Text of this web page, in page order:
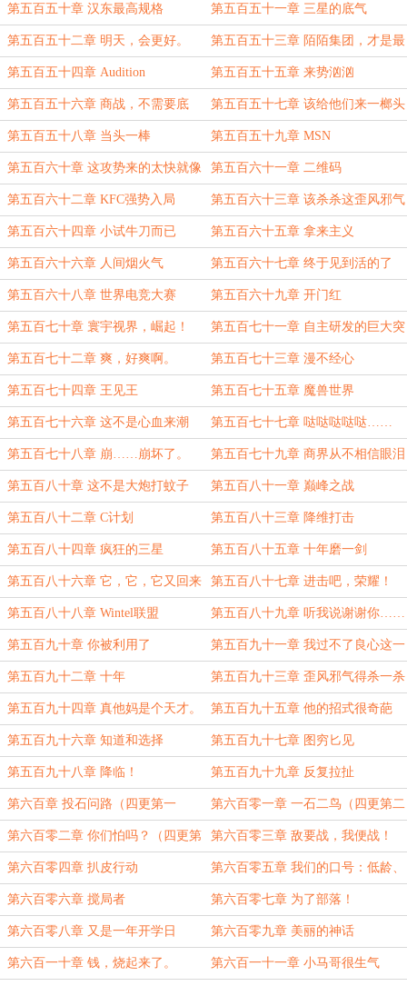
第五百五十章 汉东最高规格 第五百五十一章 三星的底气
第五百五十二章 明天，会更好。 第五百五十三章 陌陌集团，才是最
屌的！
第五百五十四章 Audition 第五百五十五章 来势汹汹
第五百五十六章 商战，不需要底
线。
第五百五十七章 该给他们来一榔头
了
第五百五十八章 当头一棒 第五百五十九章 MSN
第五百六十章 这攻势来的太快就像
龙卷风
第五百六十一章 二维码
第五百六十二章 KFC强势入局 第五百六十三章 该杀杀这歪风邪气
了
第五百六十四章 小试牛刀而已 第五百六十五章 拿来主义
第五百六十六章 人间烟火气 第五百六十七章 终于见到活的了
第五百六十八章 世界电竞大赛 第五百六十九章 开门红
第五百七十章 寰宇视界，崛起！ 第五百七十一章 自主研发的巨大突
破
第五百七十二章 爽，好爽啊。 第五百七十三章 漫不经心
第五百七十四章 王见王 第五百七十五章 魔兽世界
第五百七十六章 这不是心血来潮 第五百七十七章 哒哒哒哒哒……
第五百七十八章 崩……崩坏了。 第五百七十九章 商界从不相信眼泪
第五百八十章 这不是大炮打蚊子
吗？
第五百八十一章 巅峰之战
第五百八十二章 C计划 第五百八十三章 降维打击
第五百八十四章 疯狂的三星 第五百八十五章 十年磨一剑
第五百八十六章 它，它，它又回来
了。
第五百八十七章 进击吧，荣耀！
第五百八十八章 Wintel联盟 第五百八十九章 听我说谢谢你……
第五百九十章 你被利用了 第五百九十一章 我过不了良心这一
关
第五百九十二章 十年 第五百九十三章 歪风邪气得杀一杀
了
第五百九十四章 真他妈是个天才。 第五百九十五章 他的招式很奇葩
第五百九十六章 知道和选择 第五百九十七章 图穷匕见
第五百九十八章 降临！ 第五百九十九章 反复拉扯
第六百章 投石问路（四更第一
更！）
第六百零一章 一石二鸟（四更第二
更！）
第六百零二章 你们怕吗？（四更第
三更！）
第六百零三章 敌要战，我便战！
（第四更）
第六百零四章 扒皮行动 第六百零五章 我们的口号：低龄、
幼稚、非主流！
第六百零六章 搅局者 第六百零七章 为了部落！
第六百零八章 又是一年开学日 第六百零九章 美丽的神话
第六百一十章 钱，烧起来了。 第六百一十一章 小马哥很生气